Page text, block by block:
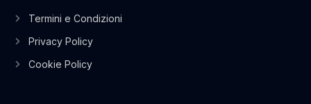
Termini e Condizioni
Privacy Policy
Cookie Policy